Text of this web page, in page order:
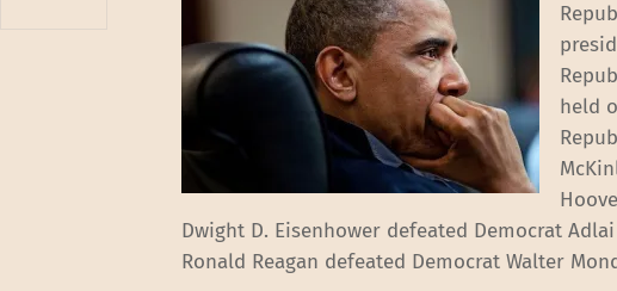
held
Dwight D. Eisenhower defeated Democrat
Ronald Reagan defeated Democrat Walter